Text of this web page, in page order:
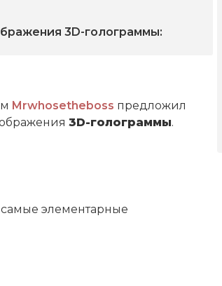
3D-голограммы:
Mrwhosetheboss предложил
3D-голограммы.
элементарные